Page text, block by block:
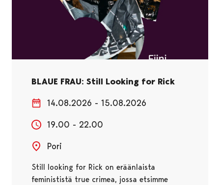
BLAUE FRAU: Still Looking for Rick
14.08.2026 - 15.08.2026
19.00 - 22.00
Pori
Still looking for Rick on eräänlaista
feminististä true crimea, jossa etsimme